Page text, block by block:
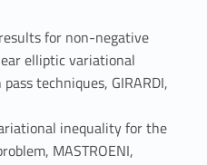
for non-negative
elliptic variational
techniques, GIRARDI,
inequality for the
MASTROENI,